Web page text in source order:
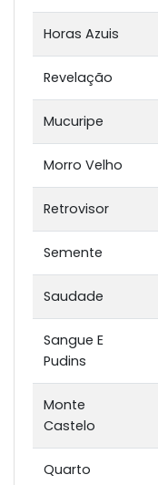
Horas Azuis
Revelação
Mucuripe
Morro Velho
Retrovisor
Semente
Saudade
Sangue E
Pudins
Monte
Castelo
Quarto